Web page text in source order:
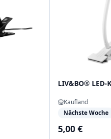
LIV&BO® LED-
Kaufland
Nächste Woche
5,00 €